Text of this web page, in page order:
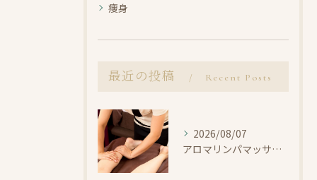
痩身
最近の投稿 Recent Posts
2026/08/07
アロマリンパマッサージで整えよう【小田原・エステ・リラク】